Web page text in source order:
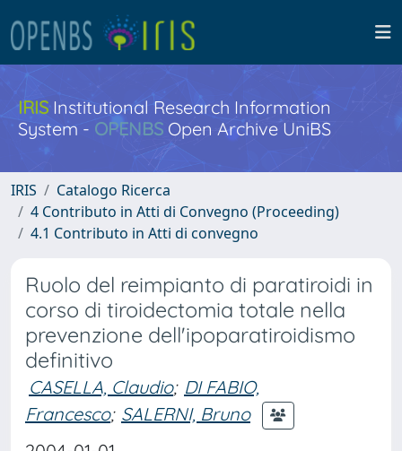
IRISInstitutional Research Information
System - OPENBS Open Archive UniBS
IRIS
Catalogo Ricerca
4 Contributo in Atti di Convegno (Proceeding)
4.1 Contributo in Atti di convegno
Ruolo del reimpianto di paratiroidi in
corso di tiroidectomia totale nella
prevenzione dell'ipoparatiroidismo
definitivo
CASELLA, Claudio; DI FABIO,
Francesco; SALERNI, Bruno